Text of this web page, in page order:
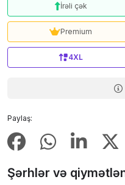
Paylaş:
İrəli çək
Premium
4XL
Şərhlər və